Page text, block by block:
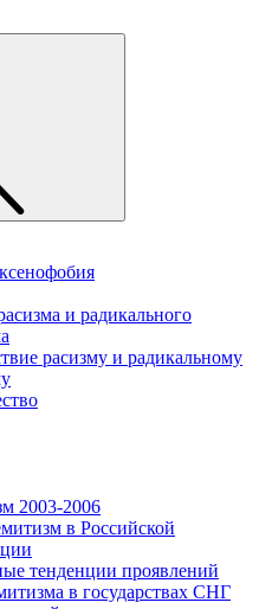
и радикального
расизму и радикальному
2003-2006
в Российской
тенденции проявлений
в государствах СНГ